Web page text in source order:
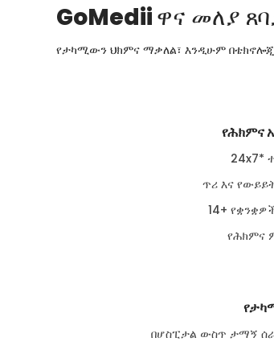
GoMediiዋና መለያ
የታካሚውን ህክምና ማቃለል፣ እንዲሁም በቴክኖሎጂ
የሕክምና
24x7*
ጥሪ እና
14+
የሕክምና
በሆስፒታል ውስጥ ታማኝ